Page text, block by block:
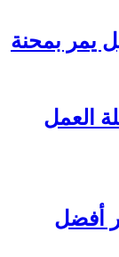
العمل
أفضل